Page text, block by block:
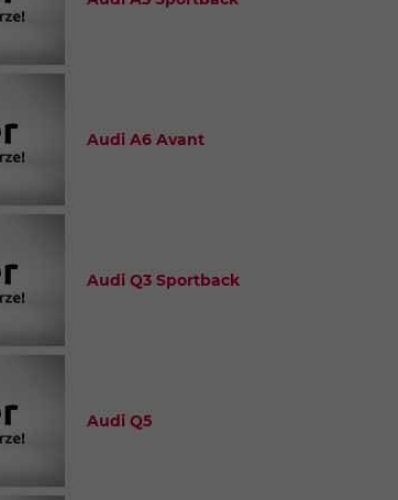
Audi A6 Avant
Audi Q3 Sportback
Audi Q5